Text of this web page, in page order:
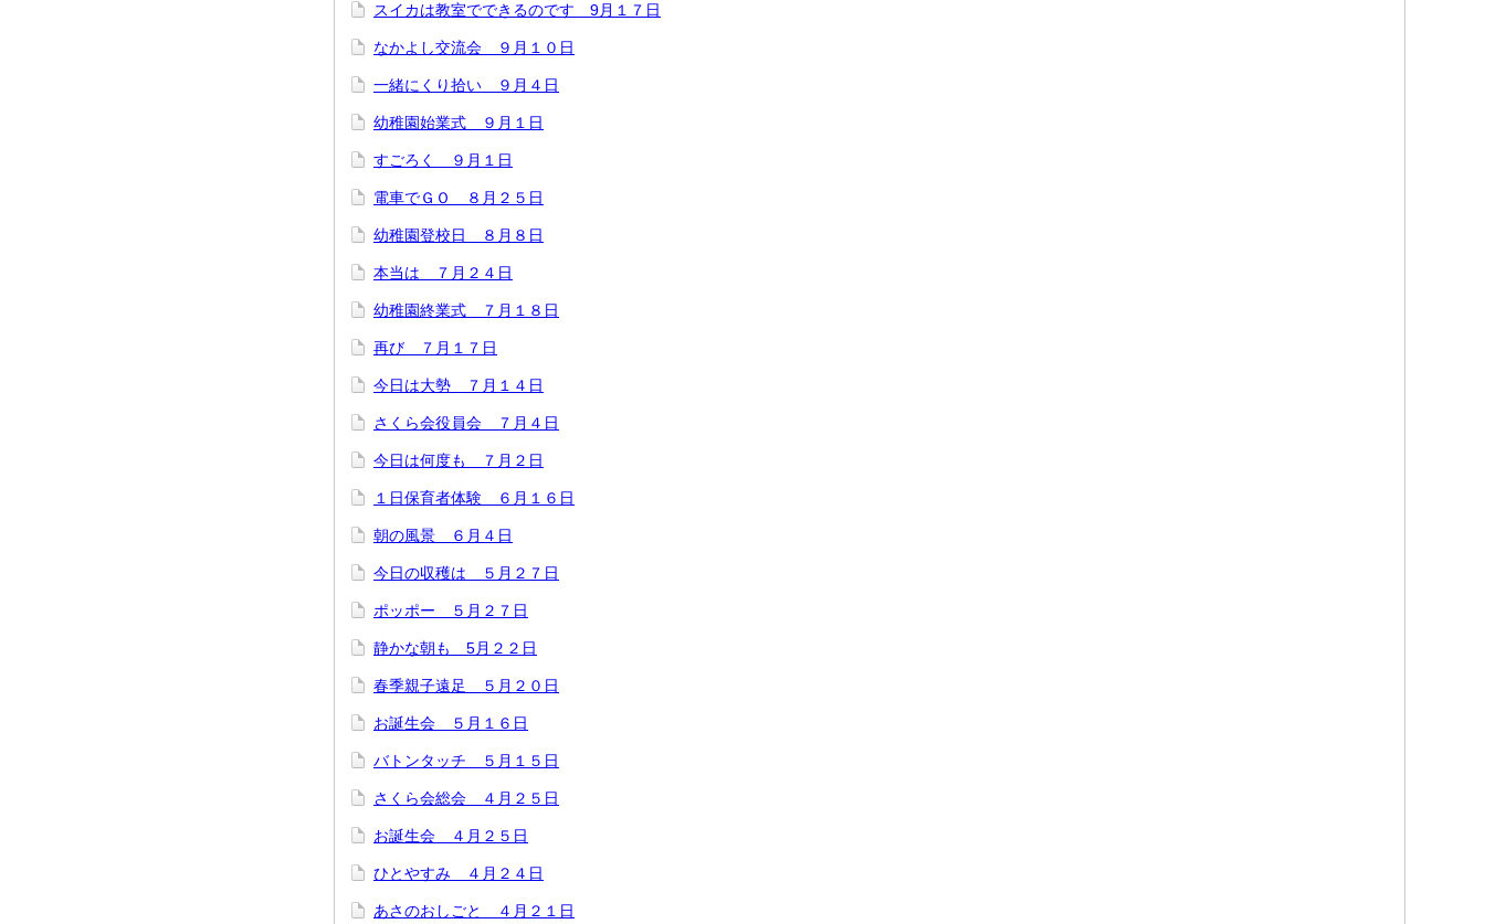
スイカは教室でできるのです 9月１７日
なかよし交流会 ９月１０日
一緒にくり拾い ９月４日
幼稚園始業式 ９月１日
すごろく ９月１日
電車でＧＯ ８月２５日
幼稚園登校日 ８月８日
本当は ７月２４日
幼稚園終業式 ７月１８日
再び ７月１７日
今日は大勢 ７月１４日
さくら会役員会 ７月４日
今日は何度も ７月２日
１日保育者体験 ６月１６日
朝の風景 ６月４日
今日の収穫は ５月２７日
ポッポー ５月２７日
静かな朝も 5月２２日
春季親子遠足 ５月２０日
お誕生会 ５月１６日
バトンタッチ ５月１５日
さくら会総会 ４月２５日
お誕生会 ４月２５日
ひとやすみ ４月２４日
あさのおしごと ４月２１日